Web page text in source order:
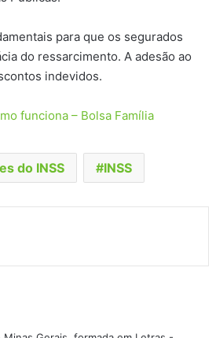
para que os segurados
do ressarcimento. A adesão ao
indevidos.
funciona – Bolsa Família
do INSS INSS